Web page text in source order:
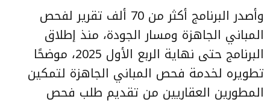
وأصدر البرنامج أكثر من 70 ألف تقرير لفحص
المباني الجاهزة ومسار الجودة، منذ إطلاق
البرنامج حتى نهاية الربع الأول 2025، موضحًا
تطويره لخدمة فحص المباني الجاهزة لتمكين
المطورين العقاريين من تقديم طلب فحص